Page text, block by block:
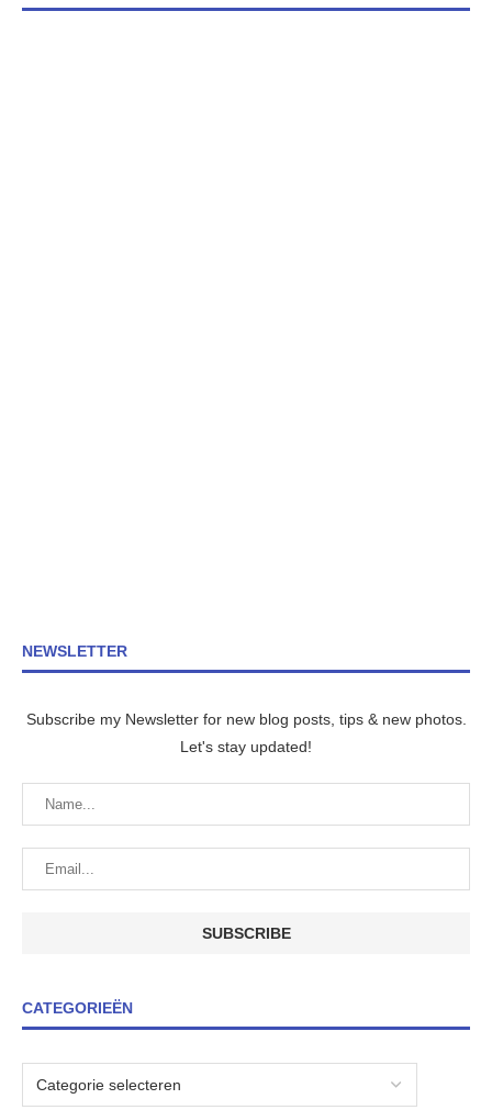
NEWSLETTER
Subscribe my Newsletter for new blog posts, tips & new photos.
Let's stay updated!
CATEGORIEËN